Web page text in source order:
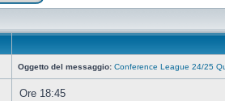
Oggetto del messaggio: Conference League 24/25
Ore 18:45